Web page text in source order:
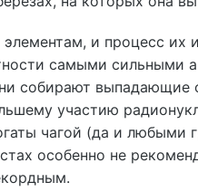
и процесс их
самыми сильными
собирают
участию
чагой (да и любыми
особенно не